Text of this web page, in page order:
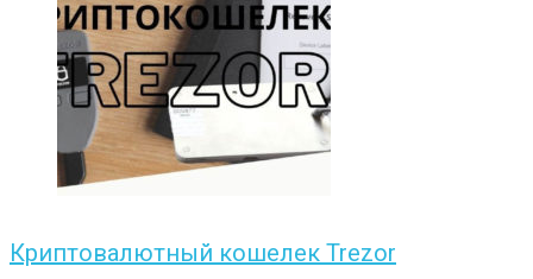
Криптовалютный кошелек Trezor